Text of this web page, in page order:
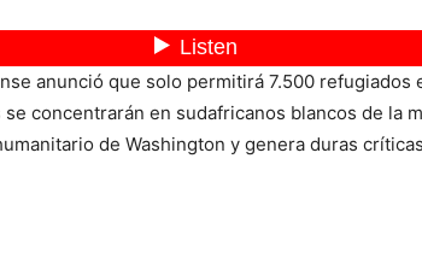
anunció que solo permitirá 7.500 refugiados
concentrarán en sudafricanos blancos de la
de Washington y genera duras